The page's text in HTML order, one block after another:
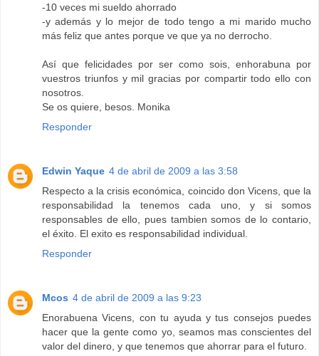
-10 veces mi sueldo ahorrado
-y además y lo mejor de todo tengo a mi marido mucho
más feliz que antes porque ve que ya no derrocho.
Así que felicidades por ser como sois, enhorabuna por
vuestros triunfos y mil gracias por compartir todo ello con
nosotros.
Se os quiere, besos. Monika
Responder
Edwin Yaque 4 de abril de 2009 a las 3:58
Respecto a la crisis económica, coincido don Vicens, que la
responsabilidad la tenemos cada uno, y si somos
responsables de ello, pues tambien somos de lo contario,
el éxito. El exito es responsabilidad individual.
Responder
Mcos 4 de abril de 2009 a las 9:23
Enorabuena Vicens, con tu ayuda y tus consejos puedes
hacer que la gente como yo, seamos mas conscientes del
valor del dinero, y que tenemos que ahorrar para el futuro.